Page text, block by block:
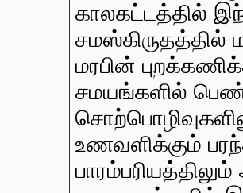
காலகட்டத்தில்
மரபின்
சமயங்களில்
உணவளிக்கும்